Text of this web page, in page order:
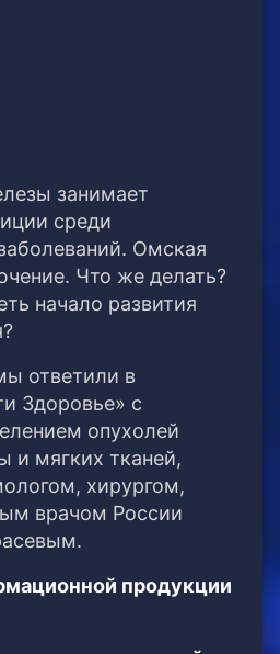
занимает
среди
Омская
Что же делать?
начало развития
ответили в
Здоровье» с
опухолей
и мягких тканей,
хирургом,
врачом России
продукции